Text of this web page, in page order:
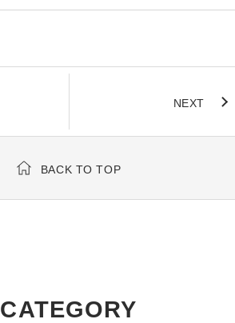
NEXT
BACK TO TOP
CATEGORY